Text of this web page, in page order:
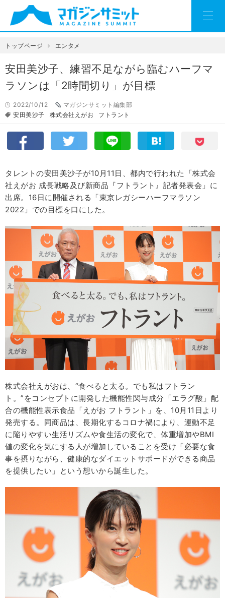
トップページ エンタメ
安田美沙子、練習不足ながら臨むハーフマ
ラソンは「2時間切り」が目標
2022/10/12
マガジンサミット編集部
安田美沙子
株式会社えがお フトラント
タレントの安田美沙子が10月11日、都内で行われた「株式会
社えがお 成長戦略及び新商品『フトラント』記者発表会」に
出席。16日に開催される「東京レガシーハーフマラソン
2022」での目標を口にした。
株式会社えがおは、“食べると太る。でも私はフトラン
ト。”をコンセプトに開発した機能性関与成分「エラグ酸」配
合の機能性表示食品「えがお フトラント」を、10月11日より
発売する。同商品は、長期化するコロナ禍により、運動不足
に陥りやすい生活リズムや食生活の変化で、体重増加やBMI
値の変化を気にする人が増加していることを受け「必要な食
事を摂りながら、健康的なダイエットサポードができる商品
を提供したい」という想いから誕生した。